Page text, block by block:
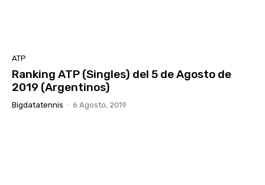
ATP
Ranking ATP (Singles) del 5 de Agosto de
2019 (Argentinos)
Bigdatatennis - 6 Agosto, 2019